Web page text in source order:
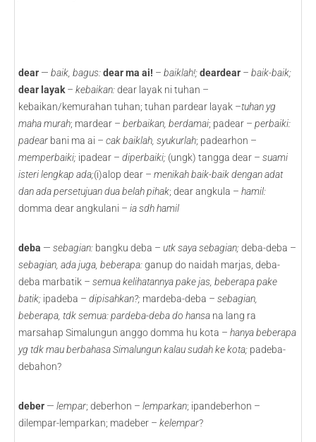
dear — baik, bagus:dear ma ai! – baiklah!;deardear – baik-baik;
dear layak – kebaikan:dear layak ni tuhan –
kebaikan/kemurahan tuhan; tuhan pardear layak –tuhan yg
maha murah; mardear – berbaikan, berdamai; padear – perbaiki:
padear bani ma ai – cak baiklah, syukurlah; padearhon –
memperbaiki; ipadear – diperbaiki; (ungk) tangga dear – suami
isteri lengkap ada;(i)alop dear – menikah baik-baik dengan adat
dan ada persetujuan dua belah pihak; dear angkula – hamil:
domma dear angkulani – ia sdh hamil
deba — sebagian: bangku deba – utk saya sebagian;deba-deba –
sebagian, ada juga, beberapa:ganup do naidah marjas, deba-
deba marbatik – semua kelihatannya pake jas, beberapa pake
batik; ipadeba – dipisahkan?; mardeba-deba – sebagian,
beberapa, tdk semua: pardeba-deba do hansa na lang ra
marsahap Simalungun anggo domma hu kota – hanya beberapa
yg tdk mau berbahasa Simalungun kalau sudah ke kota; padeba-
debahon?
deber — lempar; deberhon – lemparkan; ipandeberhon –
dilempar-lemparkan; madeber – kelempar?